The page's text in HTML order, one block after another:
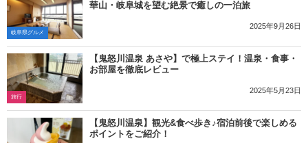
岐阜県グルメ
華山・岐阜城を望む絶景で癒しの一泊旅
2025年9月26日
旅行
【鬼怒川温泉 あさや】で極上ステイ！温泉・食事・
お部屋を徹底レビュー
2025年5月23日
【鬼怒川温泉】観光&食べ歩き♪宿泊前後で楽しめる
ポイントをご紹介！